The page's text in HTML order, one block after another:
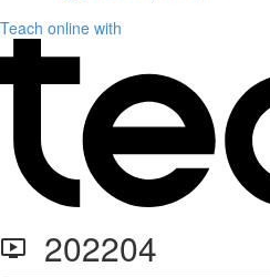
Teach online with
202204